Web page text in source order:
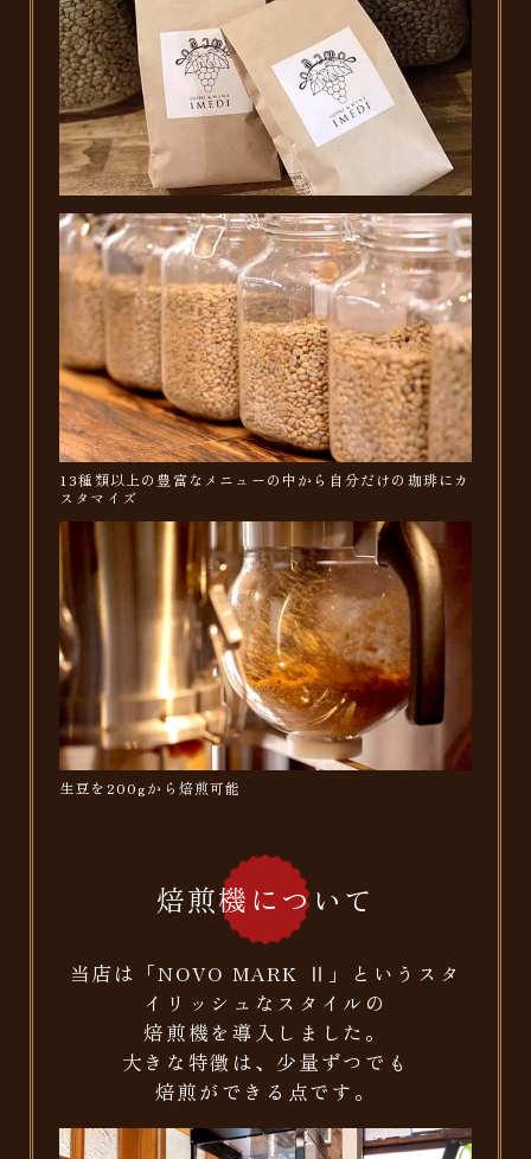
13種類以上の豊富なメニューの中から自分だけの珈琲にカ
スタマイズ
生豆を200gから焙煎可能
焙煎機について
当店は「NOVO MARK Ⅱ」というスタ
イリッシュなスタイルの
焙煎機を導入しました。
大きな特徴は、少量ずつでも
焙煎ができる点です。